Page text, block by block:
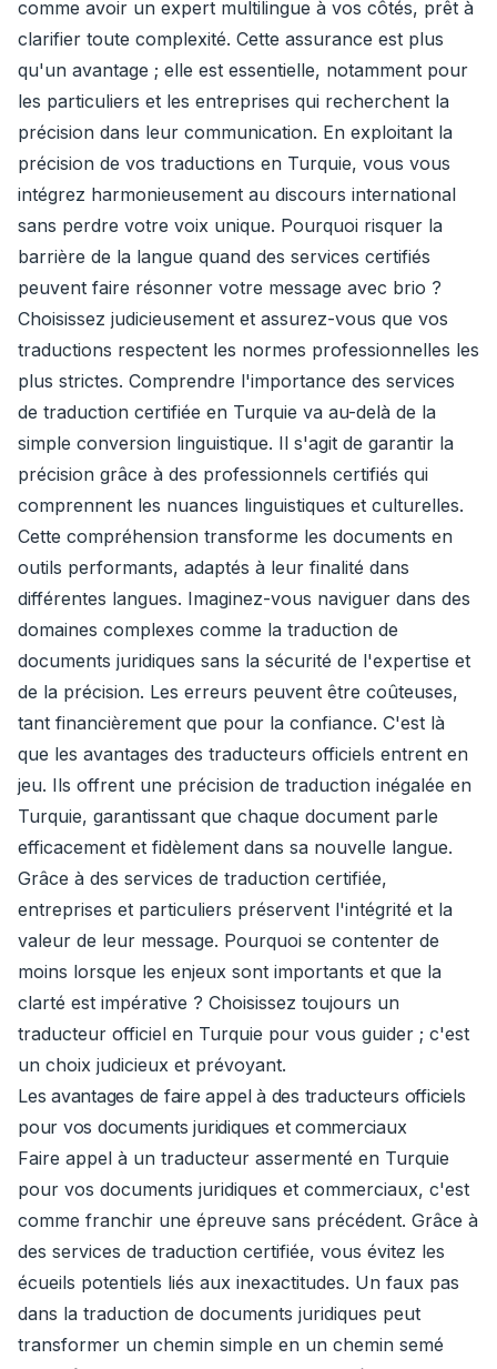
comme avoir un expert multilingue à vos côtés, prêt à
clarifier toute complexité. Cette assurance est plus
qu'un avantage ; elle est essentielle, notamment pour
les particuliers et les entreprises qui recherchent la
précision dans leur communication. En exploitant la
précision de vos traductions en Turquie, vous vous
intégrez harmonieusement au discours international
sans perdre votre voix unique. Pourquoi risquer la
barrière de la langue quand des services certifiés
peuvent faire résonner votre message avec brio ?
Choisissez judicieusement et assurez-vous que vos
traductions respectent les normes professionnelles les
plus strictes. Comprendre l'importance des services
de traduction certifiée en Turquie va au-delà de la
simple conversion linguistique. Il s'agit de garantir la
précision grâce à des professionnels certifiés qui
comprennent les nuances linguistiques et culturelles.
Cette compréhension transforme les documents en
outils performants, adaptés à leur finalité dans
différentes langues. Imaginez-vous naviguer dans des
domaines complexes comme la traduction de
documents juridiques sans la sécurité de l'expertise et
de la précision. Les erreurs peuvent être coûteuses,
tant financièrement que pour la confiance. C'est là
que les avantages des traducteurs officiels entrent en
jeu. Ils offrent une précision de traduction inégalée en
Turquie, garantissant que chaque document parle
efficacement et fidèlement dans sa nouvelle langue.
Grâce à des services de traduction certifiée,
entreprises et particuliers préservent l'intégrité et la
valeur de leur message. Pourquoi se contenter de
moins lorsque les enjeux sont importants et que la
clarté est impérative ? Choisissez toujours un
traducteur officiel en Turquie pour vous guider ; c'est
un choix judicieux et prévoyant.
Les avantages de faire appel à des traducteurs officiels
pour vos documents juridiques et commerciaux
Faire appel à un traducteur assermenté en Turquie
pour vos documents juridiques et commerciaux, c'est
comme franchir une épreuve sans précédent. Grâce à
des services de traduction certifiée, vous évitez les
écueils potentiels liés aux inexactitudes. Un faux pas
dans la traduction de documents juridiques peut
transformer un chemin simple en un chemin semé